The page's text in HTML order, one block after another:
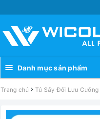
Danh mục sản phẩm
Trang chủ Tủ Sấy Đối Lưu Cưỡng